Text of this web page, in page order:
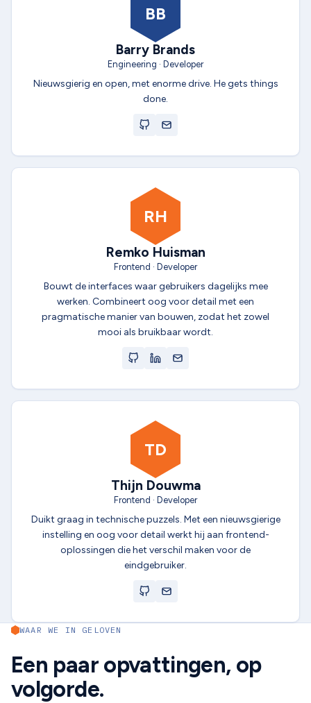
BB
Barry Brands
Engineering · Developer
Nieuwsgierig en open, met enorme drive. He gets things
done.
RH
Remko Huisman
Frontend · Developer
Bouwt de interfaces waar gebruikers dagelijks mee
werken. Combineert oog voor detail met een
pragmatische manier van bouwen, zodat het zowel
mooi als bruikbaar wordt.
TD
Thijn Douwma
Frontend · Developer
Duikt graag in technische puzzels. Met een nieuwsgierige
instelling en oog voor detail werkt hij aan frontend-
oplossingen die het verschil maken voor de
eindgebruiker.
WAAR WE IN GELOVEN
Een paar opvattingen, op
volgorde.